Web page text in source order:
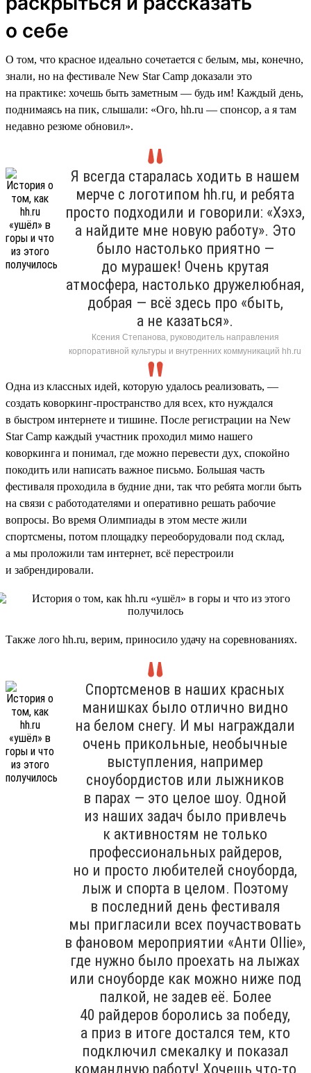
о себе
О том, что красное идеально сочетается с белым, мы, конечно,
знали, но на фестивале New Star Camp доказали это
на практике: хочешь быть заметным — будь им! Каждый день,
поднимаясь на пик, слышали: «Ого, hh.ru — спонсор, а я там
недавно резюме обновил».
Я всегда старалась ходить в нашем
мерче с логотипом hh.ru, и ребята
просто подходили и говорили: «Хэхэ,
а найдите мне новую работу». Это
было настолько приятно —
до мурашек! Очень крутая
атмосфера, настолько дружелюбная,
добрая — всё здесь про «быть,
а не казаться».
Ксения Степанова, руководитель направления
корпоративной культуры и внутренних коммуникаций hh.ru
Одна из классных идей, которую удалось реализовать, —
создать коворкинг-пространство для всех, кто нуждался
в быстром интернете и тишине. После регистрации на New
Star Camp каждый участник проходил мимо нашего
коворкинга и понимал, где можно перевести дух, спокойно
покодить или написать важное письмо. Большая часть
фестиваля проходила в будние дни, так что ребята могли быть
на связи с работодателями и оперативно решать рабочие
вопросы. Во время Олимпиады в этом месте жили
спортсмены, потом площадку переоборудовали под склад,
а мы проложили там интернет, всё перестроили
и забрендировали.
Также лого hh.ru, верим, приносило удачу на соревнованиях.
Спортсменов в наших красных
манишках было отлично видно
на белом снегу. И мы награждали
очень прикольные, необычные
выступления, например
сноубордистов или лыжников
в парах — это целое шоу. Одной
из наших задач было привлечь
к активностям не только
профессиональных райдеров,
но и просто любителей сноуборда,
лыж и спорта в целом. Поэтому
в последний день фестиваля
мы пригласили всех поучаствовать
в фановом мероприятии «Анти Ollie»,
где нужно было проехать на лыжах
или сноуборде как можно ниже под
палкой, не задев её. Более
40 райдеров боролись за победу,
а приз в итоге достался тем, кто
подключил смекалку и показал
командную работу! Хочешь что-то